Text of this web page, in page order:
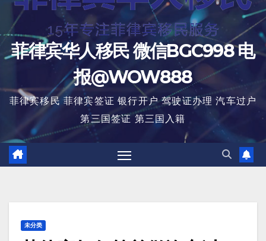
菲律宾华人移民 微信BGC998 电
报@WOW888
菲律宾移民 菲律宾签证 银行开户 驾驶证办理 汽车过户
第三国签证 第三国入籍
未分类